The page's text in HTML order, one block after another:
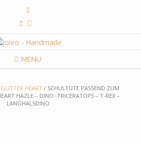
MENU
GLITTER HEART/ SCHULTÜTE PASSEND ZUM
HAZLE – DINO -TRICERATOPS – T-REX –
LANGHALSDINO